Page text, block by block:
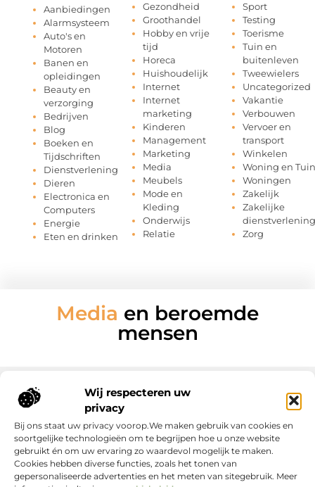
Wij respecteren uw
privacy
Bij ons staat uw privacy voorop.We maken gebruik van cookies en
soortgelijke technologieën om te begrijpen hoe u onze website
gebruikt én om uw ervaring zo waardevol mogelijk te maken.
Cookies hebben diverse functies, zoals het tonen van
gepersonaliseerde advertenties en het meten van sitegebruik. Meer
Aanbiedingen
Alarmsysteem
Auto's en
Motoren
Banen en
opleidingen
Beauty en
verzorging
Bedrijven
Blog
Boeken en
Tijdschriften
Dienstverlening
Dieren
Electronica en
Computers
Energie
Eten en drinken
Gezondheid
Groothandel
Hobby en vrije
tijd
Horeca
Huishoudelijk
Internet
Internet
marketing
Kinderen
Management
Marketing
Media
Meubels
Mode en
Kleding
Onderwijs
Relatie
Sport
Testing
Toerisme
Tuin en
buitenleven
Tweewielers
Uncategorized
Vakantie
Verbouwen
Vervoer en
transport
Winkelen
Woning en Tuin
Woningen
Zakelijk
Zakelijke
dienstverlening
Zorg
Media en beroemde
mensen
Onze informatie